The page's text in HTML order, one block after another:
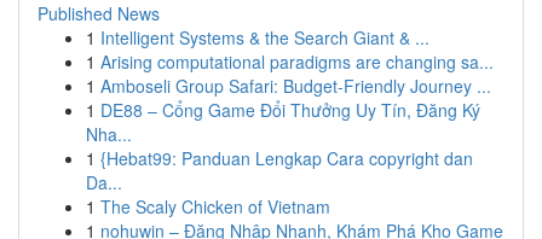
Published News
1 Intelligent Systems & the Search Giant & ...
1 Arising computational paradigms are changing sa...
1 Amboseli Group Safari: Budget-Friendly Journey ...
1 DE88 – Cổng Game Đổi Thưởng Uy Tín, Đăng Ký
Nha...
1 {Hebat99: Panduan Lengkap Cara copyright dan
Da...
1 The Scaly Chicken of Vietnam
1 nohuwin – Đăng Nhập Nhanh, Khám Phá Kho Game